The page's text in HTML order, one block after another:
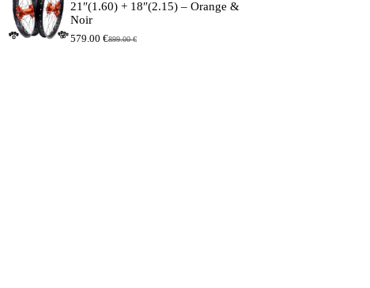
21″(1.60) + 18″(2.15) – Orange &
Noir
899.00€
Le
579.00 €
Le